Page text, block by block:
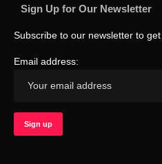
Sign Up for Our Newsletter
Subscribe to our newsletter to
Email address: